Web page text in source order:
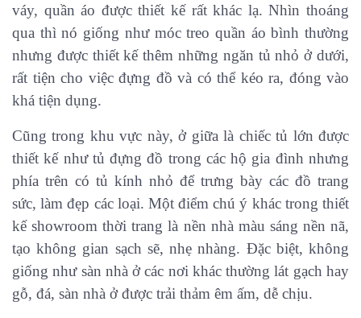
váy, quần áo được thiết kế rất khác lạ. Nhìn thoáng
qua thì nó giống như móc treo quần áo bình thường
nhưng được thiết kế thêm những ngăn tủ nhỏ ở dưới,
rất tiện cho việc đựng đồ và có thể kéo ra, đóng vào
khá tiện dụng.
Cũng trong khu vực này, ở giữa là chiếc tủ lớn được
thiết kế như tủ đựng đồ trong các hộ gia đình nhưng
phía trên có tủ kính nhỏ để trưng bày các đồ trang
sức, làm đẹp các loại. Một điểm chú ý khác trong thiết
kế showroom thời trang là nền nhà màu sáng nền nã,
tạo không gian sạch sẽ, nhẹ nhàng. Đặc biệt, không
giống như sàn nhà ở các nơi khác thường lát gạch hay
gỗ, đá, sàn nhà ở được trải thảm êm ấm, dễ chịu.